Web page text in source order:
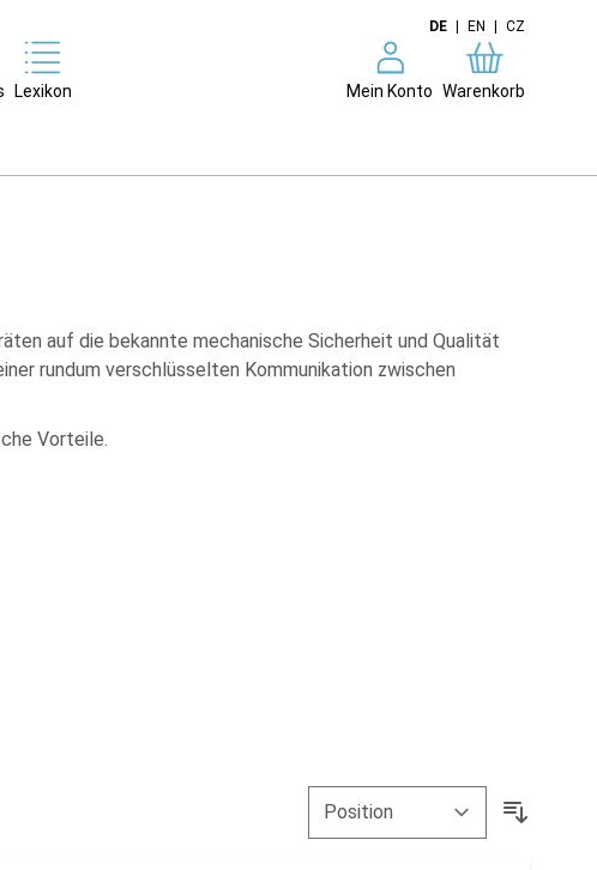
DE EN CZ
Lexikon Mein Konto Warenkorb
auf die bekannte mechanische Sicherheit und Qualität
rundum verschlüsselten Kommunikation zwischen
Vorteile.